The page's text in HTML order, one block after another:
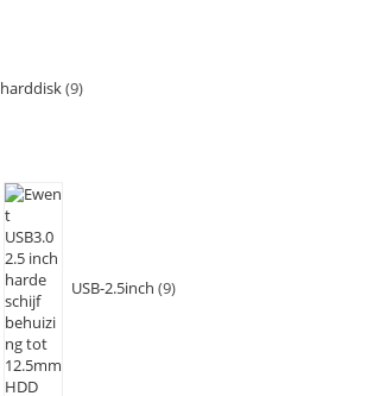
harddisk 9
USB-2.5inch 9